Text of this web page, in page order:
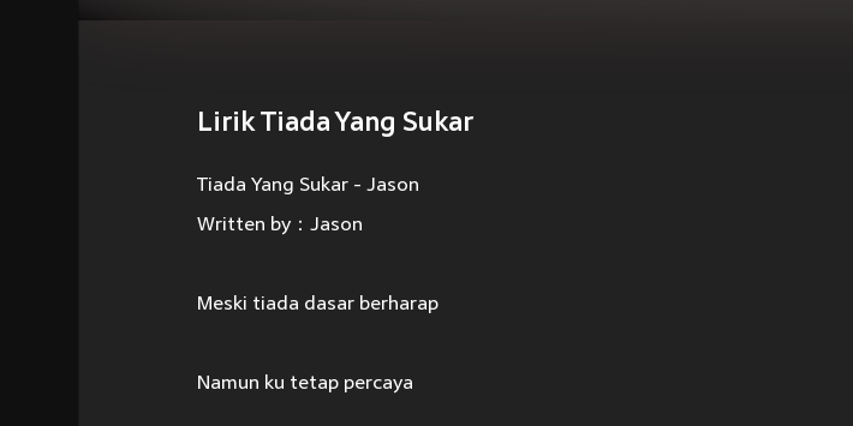
Lirik Tiada Yang Sukar
Tiada Yang Sukar - Jason
Written by：Jason
Meski tiada dasar berharap
Namun ku tetap percaya